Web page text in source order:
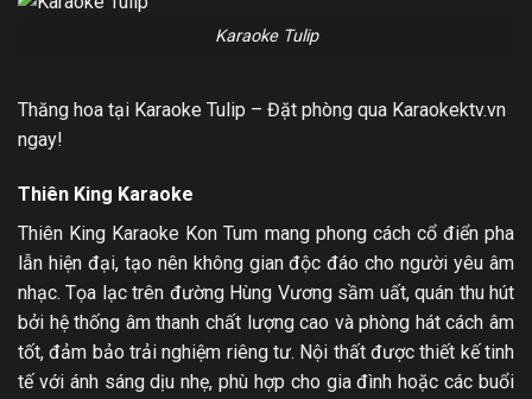
Karaoke Tulip
Thăng hoa tại Karaoke Tulip – Đặt phòng qua Karaokektv.vn
ngay!
Thiên King Karaoke
Thiên King Karaoke Kon Tum mang phong cách cổ điển pha
lẫn hiện đại, tạo nên không gian độc đáo cho người yêu âm
nhạc. Tọa lạc trên đường Hùng Vương sầm uất, quán thu hút
bởi hệ thống âm thanh chất lượng cao và phòng hát cách âm
tốt, đảm bảo trải nghiệm riêng tư. Nội thất được thiết kế tinh
tế với ánh sáng dịu nhẹ, phù hợp cho gia đình hoặc các buổi